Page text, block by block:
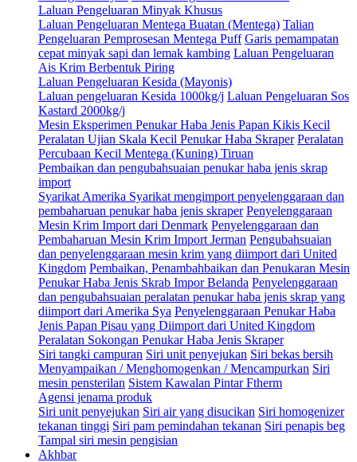
Laluan Pengeluaran Minyak Khusus
Laluan Pengeluaran Mentega Buatan (Mentega) Talian
Pengeluaran Pemprosesan Mentega Puff Garis pemampatan
cepat minyak sapi dan lemak kambing Laluan Pengeluaran
Ais Krim Berbentuk Piring
Laluan Pengeluaran Kesida (Mayonis)
Laluan pengeluaran Kesida 1000kg/j Laluan Pengeluaran Sos
Kastard 2000kg/j
Mesin Eksperimen Penukar Haba Jenis Papan Kikis Kecil
Peralatan Ujian Skala Kecil Penukar Haba Skraper Peralatan
Percubaan Kecil Mentega (Kuning) Tiruan
Pembaikan dan pengubahsuaian penukar haba jenis skrap
import
Syarikat Amerika Syarikat mengimport penyelenggaraan dan
pembaharuan penukar haba jenis skraper Penyelenggaraan
Mesin Krim Import dari Denmark Penyelenggaraan dan
Pembaharuan Mesin Krim Import Jerman Pengubahsuaian
dan penyelenggaraan mesin krim yang diimport dari United
Kingdom Pembaikan, Penambahbaikan dan Penukaran Mesin
Penukar Haba Jenis Skrab Impor Belanda Penyelenggaraan
dan pengubahsuaian peralatan penukar haba jenis skrap yang
diimport dari Amerika Sya Penyelenggaraan Penukar Haba
Jenis Papan Pisau yang Diimport dari United Kingdom
Peralatan Sokongan Penukar Haba Jenis Skraper
Siri tangki campuran Siri unit penyejukan Siri bekas bersih
Menyampaikan / Menghomogenkan / Mencampurkan Siri
mesin pensterilan Sistem Kawalan Pintar Ftherm
Agensi jenama produk
Siri unit penyejukan Siri air yang disucikan Siri homogenizer
tekanan tinggi Siri pam pemindahan tekanan Siri penapis beg
Tampal siri mesin pengisian
Akhbar